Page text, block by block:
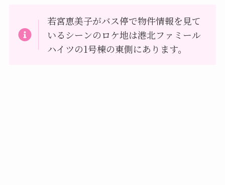
若宮恵美子がバス停で物件情報を見て
いるシーンのロケ地は港北ファミール
ハイツの1号棟の東側にあります。